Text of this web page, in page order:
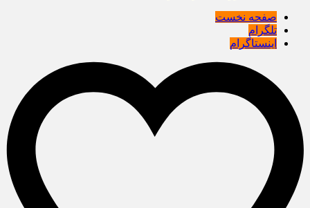
صفحه نخست
تلگرام
اینستاگرام